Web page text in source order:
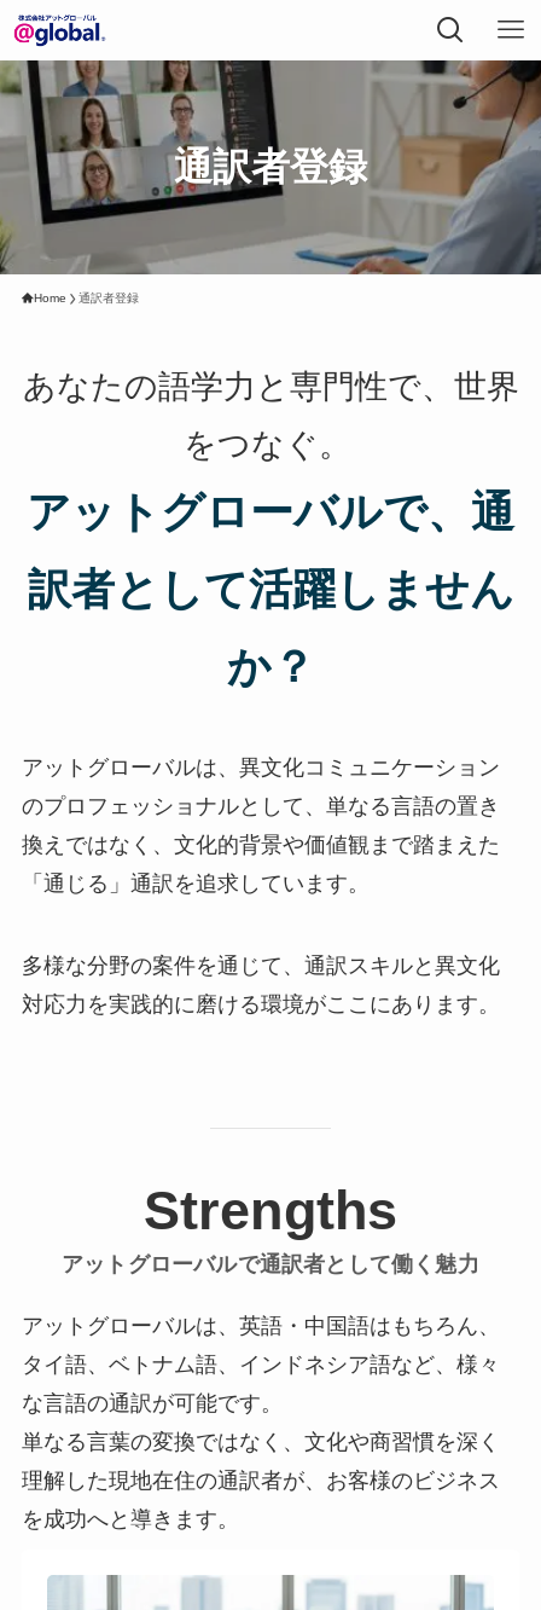
通訳者登録
Home 通訳者登録
あなたの語学力と専門性で、世界
をつなぐ。
アットグローバルで、通
訳者として活躍しません
か？
アットグローバルは、異文化コミュニケーション
のプロフェッショナルとして、単なる言語の置き
換えではなく、文化的背景や価値観まで踏まえた
「通じる」通訳を追求しています。
多様な分野の案件を通じて、通訳スキルと異文化
対応力を実践的に磨ける環境がここにあります。
Strengths
アットグローバルで通訳者として働く魅力
アットグローバルは、英語・中国語はもちろん、
タイ語、ベトナム語、インドネシア語など、様々
な言語の通訳が可能です。
単なる言葉の変換ではなく、文化や商習慣を深く
理解した現地在住の通訳者が、お客様のビジネス
を成功へと導きます。